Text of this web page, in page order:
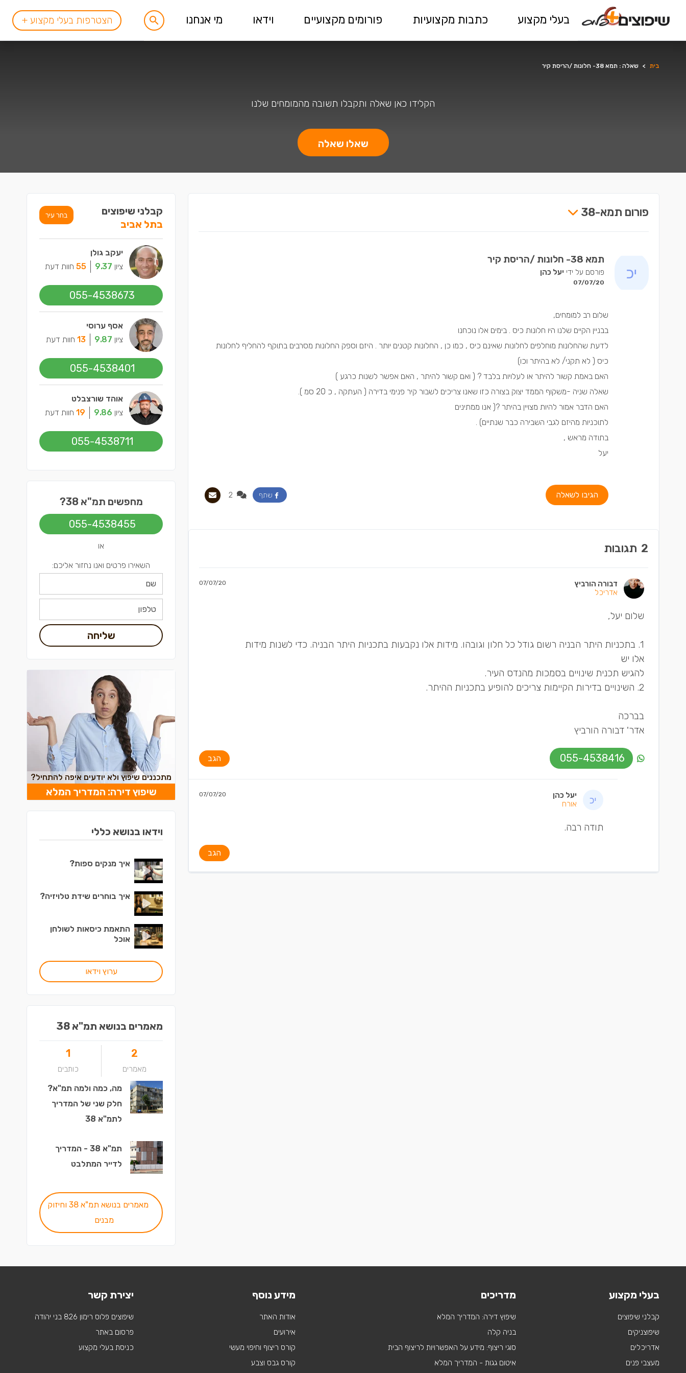
בעלי מקצוע כתבות מקצועיות פורומים מקצועיים וידאו מי אנחנו הצטרפות בעלי מקצוע +
בית > שאלה : תמא 38- חלונות /הריסת קיר
הקלידו כאן שאלה ותקבלו תשובה מהמומחים שלנו
שאלו שאלה
פורום תמא-38
תמא 38- חלונות /הריסת קיר
פורסם על ידי יעל כהן
07/07/20
שלום רב למומחים,
בבניין הקיים שלנו היו חלונות כיס . בימים אלו נוכחנו
לדעת שהחלונות מוחלפים לחלונות שאינם כיס , כמו כן , החלונות קטנים יותר . היזם וספק החלונות מסרבים בתוקף להחליף לחלונות
כיס ( לא תקני/ לא בהיתר וכו)
האם באמת קשור להיתר או לעלויות בלבד ? ( ואם קשור להיתר , האם אפשר לשנות כרגע )
שאלה שניה -משקוף הממד יצוק בצורה כזו שאנו צריכים לשבור קיר פנימי בדירה ( העתקה , כ 20 סמ ).
האם הדבר אמור להיות מצויין בהיתר ?( אנו ממתינים
לתוכניות מהיזם לגבי השבירה כבר שנתיים) .
בתודה מראש ,
יעל
הגיבו לשאלה שתף
2 תגובות
דבורה הורביץ
אדריכל
07/07/20
שלום יעל,
1. בתכניות היתר הבניה רשום גודל כל חלון וגובהו. מידות אלו נקבעות בתכניות היתר הבניה. כדי לשנות מידות
אלו יש
להגיש תכנית שינויים בסמכות מהנדס העיר.
2. השינויים בדירות הקיימות צריכים להופיע בתכניות ההיתר.
בברכה
אדר' דבורה הורביץ
055-4538416 הגב
יעל כהן
אורח
07/07/20
תודה רבה.
הגב
קבלני שיפוצים
בתל אביב
בחר עיר
יעקב גולן
ציון 9.37
55 חוות דעת
055-4538673
אסף ערוסי
ציון 9.87
13 חוות דעת
055-4538401
אוהד שורצבלט
ציון 9.86
19 חוות דעת
055-4538711
מחפשים תמ"א 38?
055-4538455
או
השאירו פרטים ואנו נחזור אליכם:
שליחה
מתכננים שיפוץ ולא יודעים איפה להתחיל?
שיפוץ דירה: המדריך המלא
וידאו בנושא כללי
איך מנקים ספות?
איך בוחרים שידת טלויזיה?
התאמת כיסאות לשולחן
אוכל
ערוץ וידאו
מאמרים בנושא תמ"א 38
2
מאמרים
1
כותבים
מה, כמה ולמה תמ"א?
חלק שני של המדריך
לתמ"א 38
תמ"א 38 - המדריך
לדייר המתלבט
מאמרים בנושא תמ"א 38 וחיזוק
מבנים
בעלי מקצוע
קבלני שיפוצים
שיפוצניקים
אדריכלים
מעצבי פנים
מדריכים
שיפוץ דירה: המדריך המלא
בניה קלה
סוגי ריצוף: מידע על האפשרויות לריצוף הבית
איטום גגות - המדריך המלא
מידע נוסף
אודות האתר
אירועים
קורס ריצוף וחיפוי מעשי
קורס גבס וצבע
יצירת קשר
שיפוצים פלוס רימון 826 בני יהודה
פרסום באתר
כניסת בעלי מקצוע